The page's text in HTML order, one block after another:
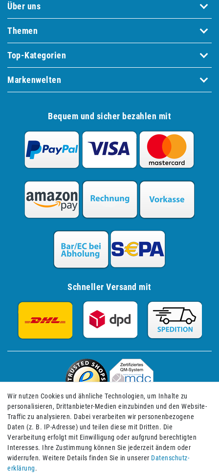
Über uns
Themen
Top-Kategorien
Markenwelten
Bequem und sicher bezahlen mit
Schneller Versand mit
Impressum Daten­schutz­erklärung AGB
Wir nutzen Cookies und ähnliche Technologien, um Inhalte zu
personalisieren, Drittanbieter-Medien einzubinden und den Website-
Traffic zu analysieren. Dabei verarbeiten wir personenbezogene
Daten (z. B. IP-Adresse) und teilen diese mit Dritten. Die
Verarbeitung erfolgt mit Einwilligung oder aufgrund berechtigten
Interesses. Ihre Zustimmung können Sie jederzeit ändern oder
widerrufen. Weitere Details finden Sie in unserer Daten­schutz­
erklärung.